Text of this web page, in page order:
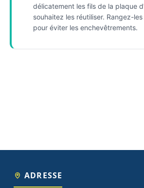
délicatement les fils de la plaque
souhaitez les réutiliser. Rangez-
pour éviter les enchevêtrements.
ADRESSE